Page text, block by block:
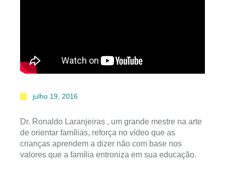
julho 19, 2016
Dr. Ronaldo Laranjeiras , um grande mestre na arte
de orientar famílias, reforça no vídeo que as
crianças aprendem a dizer não com base nos
valores que a família entroniza em sua educação.